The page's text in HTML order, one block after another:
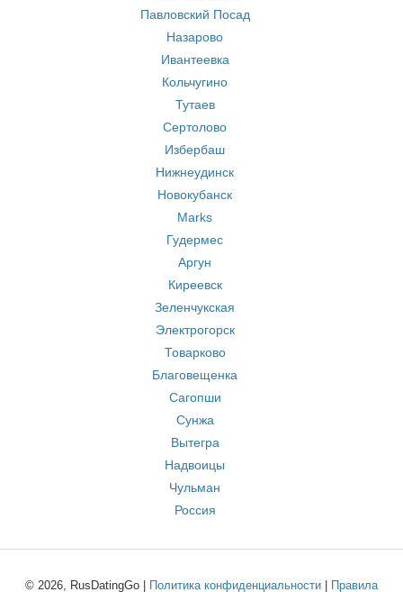
Павловский Посад
Назарово
Ивантеевка
Кольчугино
Тутаев
Сертолово
Избербаш
Нижнеудинск
Новокубанск
Marks
Гудермес
Аргун
Киреевск
Зеленчукская
Электрогорск
Товарково
Благовещенка
Сагопши
Сунжа
Вытегра
Надвоицы
Чульман
Россия
© 2026, RusDatingGo | Политика конфиденциальности Правила